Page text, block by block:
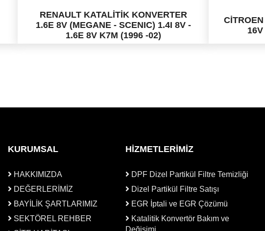
RENAULT KATALİTİK KONVERTER
1.6E 8V (MEGANE - SCENIC) 1.4I 8V -
1.6E 8V K7M (1996 -02)
KURUMSAL
HAKKIMIZDA
DEĞERLERİMİZ
BAYİLİK ŞARTLARIMIZ
SEKTÖREL REHBER
HİZMETLERİMİZ
DPF Dizel Partikül Filtre Temizliği
Dizel Partikül Filtre Satışı
EGR İptali ve EGR Çözümü
Katalitik Konvertör Bakım ve
Değişimi